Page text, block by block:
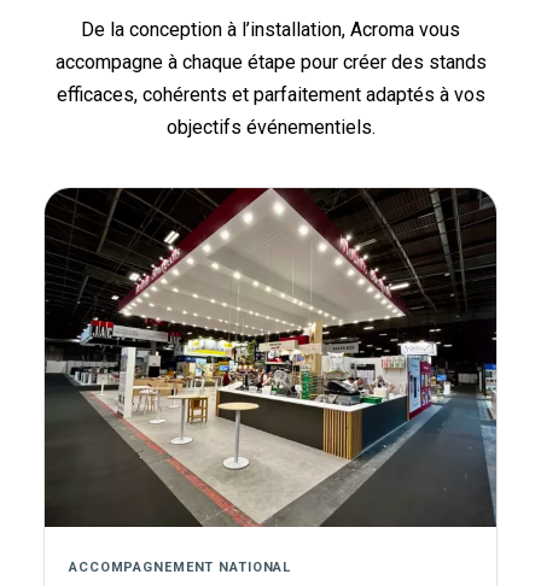
De la conception à l’installation, Acroma vous
accompagne à chaque étape pour créer des stands
efficaces, cohérents et parfaitement adaptés à vos
objectifs événementiels.
ACCOMPAGNEMENT NATIONAL